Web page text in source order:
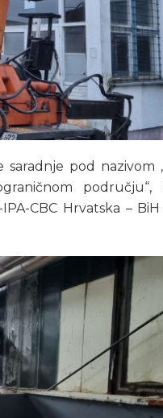
pod nazivom
području“,
CBC Hrvatska –